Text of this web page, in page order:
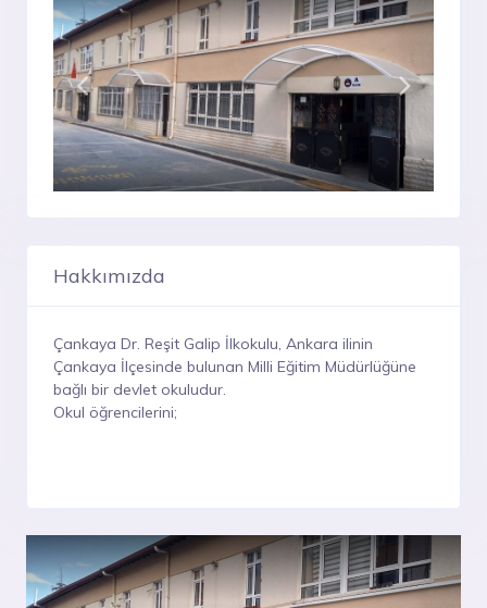
Hakkımızda
Çankaya Dr. Reşit Galip İlkokulu, Ankara ilinin
Çankaya İlçesinde bulunan Milli Eğitim Müdürlüğüne
bağlı bir devlet okuludur.
Okul öğrencilerini;